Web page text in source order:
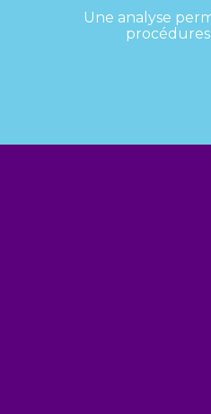
Une analyse